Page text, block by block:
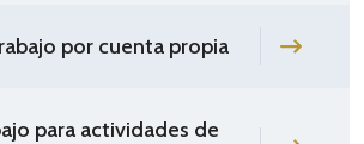
por cuenta propia
para actividades de